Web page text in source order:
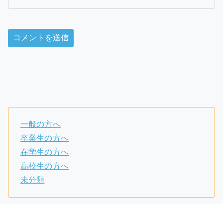
一般の方へ
卒業生の方へ
在学生の方へ
高校生の方へ
未分類